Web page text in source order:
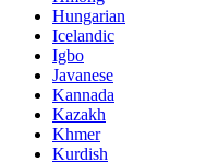
Hungarian
Icelandic
Igbo
Javanese
Kannada
Kazakh
Khmer
Kurdish